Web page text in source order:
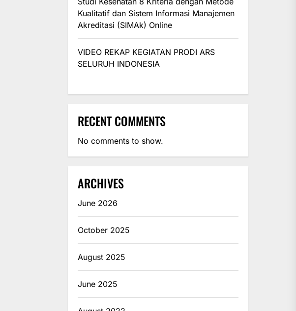
Kualitatif dan Sistem Informasi Manajemen
Akreditasi (SIMAk) Online
VIDEO REKAP KEGIATAN PRODI ARS
SELURUH INDONESIA
RECENT COMMENTS
No comments to show.
ARCHIVES
June 2026
October 2025
August 2025
June 2025